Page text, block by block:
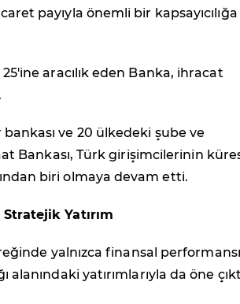
payıyla önemli bir kapsayıcılığa
aracılık eden Banka, ihracat
ve 20 ülkedeki şube ve
Bankası, Türk girişimcilerinin
biri olmaya devam etti.
Yatırım
yalnızca finansal
yatırımlarıyla da öne